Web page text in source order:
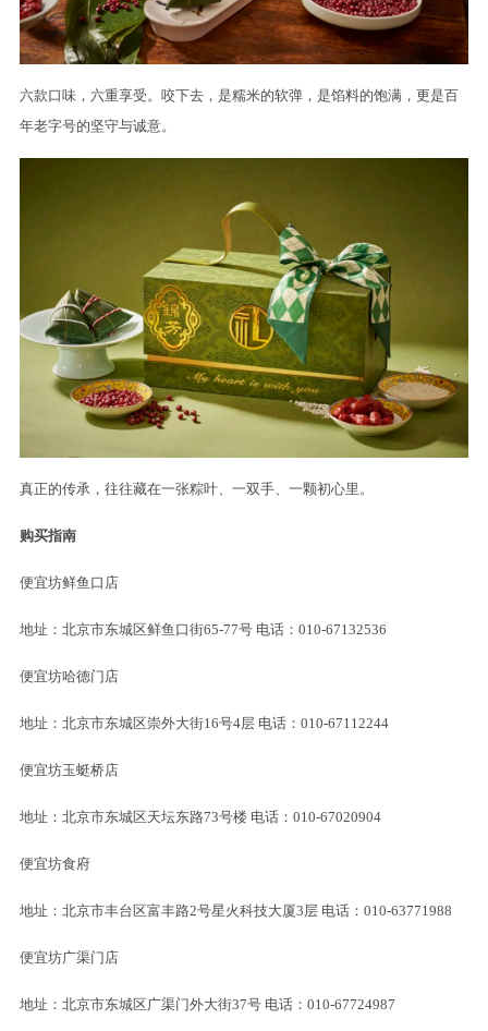
六款口味，六重享受。咬下去，是糯米的软弹，是馅料的饱满，更是百
年老字号的坚守与诚意。
真正的传承，往往藏在一张粽叶、一双手、一颗初心里。
购买指南
便宜坊鲜鱼口店
地址：北京市东城区鲜鱼口街65-77号 电话：010-67132536
便宜坊哈德门店
地址：北京市东城区崇外大街16号4层 电话：010-67112244
便宜坊玉蜓桥店
地址：北京市东城区天坛东路73号楼 电话：010-67020904
便宜坊食府
地址：北京市丰台区富丰路2号星火科技大厦3层 电话：010-63771988
便宜坊广渠门店
地址：北京市东城区广渠门外大街37号 电话：010-67724987